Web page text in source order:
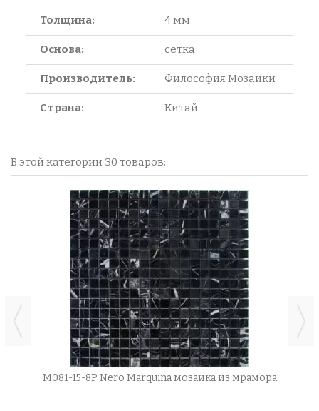
Толщина: 4 мм
Основа: сетка
Производитель: Философия Мозаики
Страна: Китай
В этой категории 30 товаров:
M081-15-8P Nero Marquina мозаика из мрамора